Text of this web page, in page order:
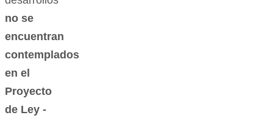
no se
encuentran
contemplados
en el
Proyecto
de Ley -